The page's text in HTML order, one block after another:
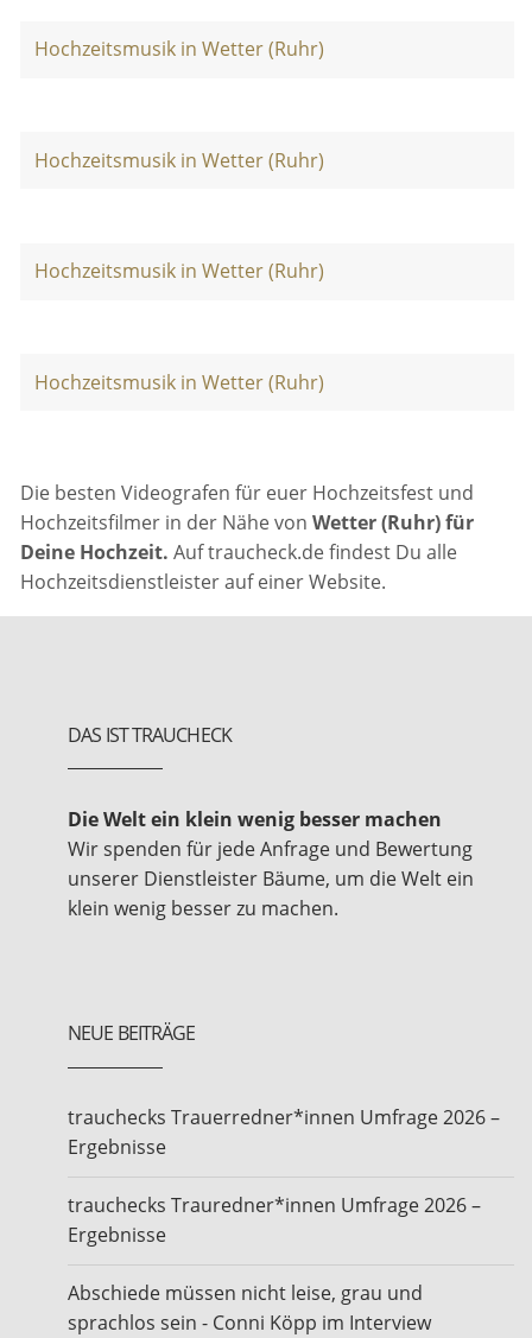
Hochzeitsmusik in Wetter (Ruhr)
Hochzeitsmusik in Wetter (Ruhr)
Hochzeitsmusik in Wetter (Ruhr)
Hochzeitsmusik in Wetter (Ruhr)
Die besten Videografen für euer Hochzeitsfest und
Hochzeitsfilmer in der Nähe vonWetter (Ruhr) für
Deine Hochzeit.Auf traucheck.de findest Du alle
Hochzeitsdienstleister auf einer Website.
DAS IST TRAUCHECK
Die Welt ein klein wenig besser machen
Wir spenden für jede Anfrage und Bewertung
unserer Dienstleister Bäume, um die Welt ein
klein wenig besser zu machen.
NEUE BEITRÄGE
trauchecks Trauerredner*innen Umfrage 2026 –
Ergebnisse
trauchecks Trauredner*innen Umfrage 2026 –
Ergebnisse
Abschiede müssen nicht leise, grau und
sprachlos sein - Conni Köpp im Interview